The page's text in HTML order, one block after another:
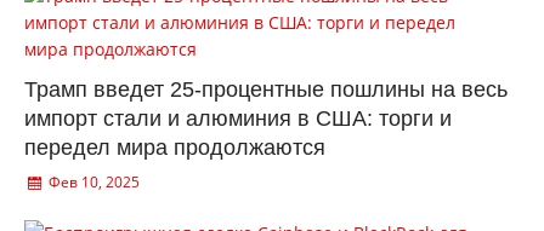
Трамп введет 25-процентные пошлины на весь
импорт стали и алюминия в США: торги и
передел мира продолжаются
Фев 10, 2025